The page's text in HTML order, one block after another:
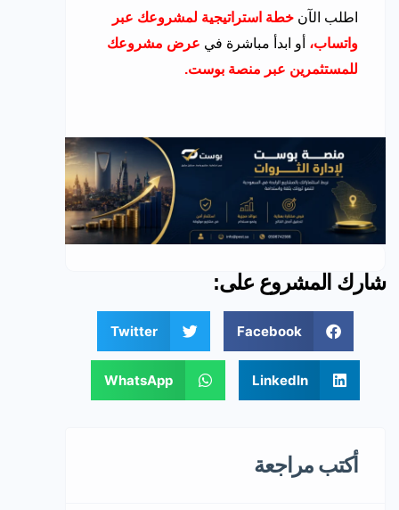
اطلب الآن خطة استراتيجية لمشروعك عبر
واتساب، أو ابدأ مباشرة في عرض مشروعك
للمستثمرين عبر منصة بوست.
شارك المشروع على:
Facebook
Twitter
LinkedIn
WhatsApp
أكتب مراجعة